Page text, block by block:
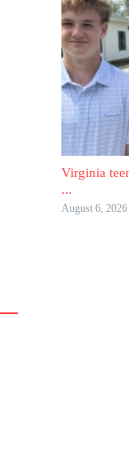
Virginia
...
August 6, 2026